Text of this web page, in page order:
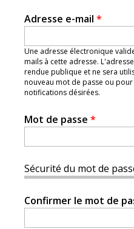
Adresse e-mail *
Une adresse électronique
mails à cette adresse.
rendue publique et ne sera
nouveau mot de passe ou
notifications désirées.
Mot de passe *
Sécurité du mot de
Confirmer le mot de